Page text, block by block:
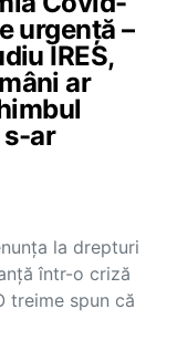
urgență –
IRES,
ar
s-ar
la drepturi
într-o criză
treime spun că